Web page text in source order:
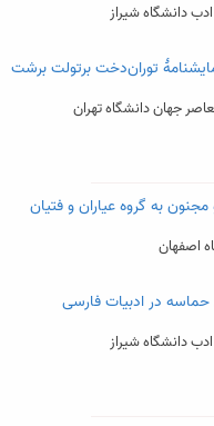
دانشگاه شیراز
توران‌دخت برتولت برشت
جهان دانشگاه تهران
به گروه عیاران و فتیان
اصفهان
حماسه در ادبیات فارسی
دانشگاه شیراز